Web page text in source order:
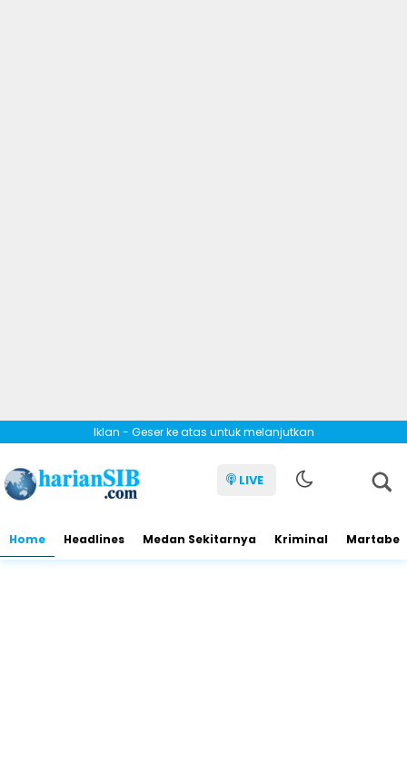
Iklan - Geser ke atas untuk melanjutkan
LIVE
Home Headlines Medan Sekitarnya Kriminal Martabe